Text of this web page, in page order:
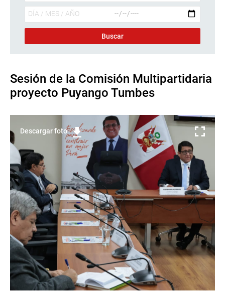
Sesión de la Comisión Multipartidaria
proyecto Puyango Tumbes
Descargar foto